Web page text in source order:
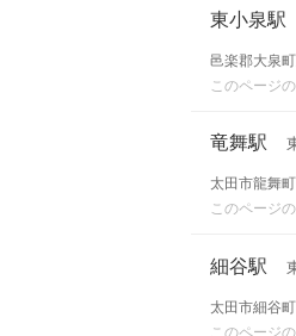
東小泉駅
邑楽郡大泉
このページ
竜舞駅
太田市龍舞
このページ
細谷駅
太田市細谷町
このページ